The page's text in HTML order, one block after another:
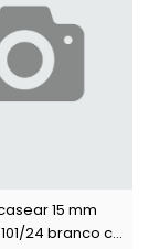
15 mm
24 branco c/